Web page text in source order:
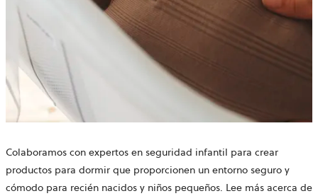
Colaboramos con expertos en seguridad infantil para crear
productos para dormir que proporcionen un entorno seguro y
cómodo para recién nacidos y niños pequeños. Lee más acerca de